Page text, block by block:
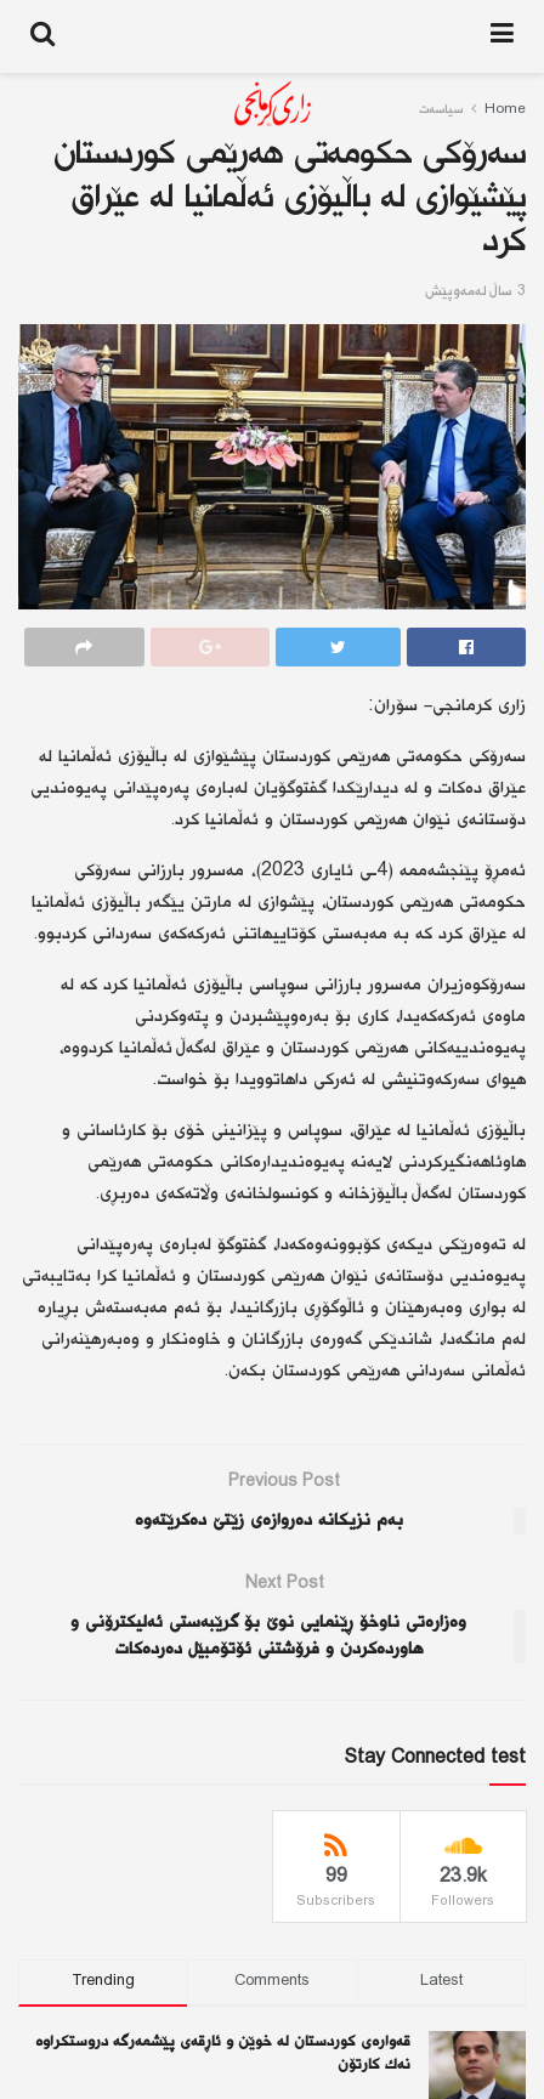
Home سیاسەت
سەرۆکی حکومەتی هەرێمی کوردستان
پێشێوازی لە باڵیۆزی ئەڵمانیا لە عێراق
کرد
3 ساڵ له‌مه‌وپێش
زاری كرمانجی- سۆران:
سەرۆکی حکومەتی هەرێمی کوردستان پێشێوازی لە باڵیۆزی ئەڵمانیا لە
عێراق دەکات و لە دیدارێکدا گفتوگۆیان لەبارەی پەرەپێدانی پەیوەندیی
دۆستانەی نێوان هەرێمی کوردستان و ئەڵمانیا کرد.
ئەمڕۆ پێنجشەممە (4ـی ئایاری 2023)، مەسرور بارزانی سەرۆکی
حکومەتی هەرێمی کوردستان، پێشوازی لە مارتن یێگەر باڵیۆزی ئەڵمانیا
لە عێراق کرد کە بە مەبەستی کۆتاییهاتنی ئەرکەکەی سەردانی کردبوو.
سەرۆکوەزیران مەسرور بارزانی سوپاسی باڵیۆزی ئەڵمانیا کرد کە لە
ماوەی ئەرکەکەیدا، کاری بۆ بەرەوپێشبردن و پتەوکردنی
پەیوەندییەکانی هەرێمی کوردستان و عێراق لەگەڵ ئەڵمانیا کردووە،
هیوای سەرکەوتنیشی لە ئەرکی داهاتوویدا بۆ خواست.
باڵیۆزی ئەڵمانیا لە عێراق، سوپاس و پێزانینی خۆی بۆ کارئاسانی و
هاوئاهەنگیرکردنی لایەنە پەیوەندیدارەکانی حکومەتی هەرێمی
کوردستان لەگەڵ باڵیۆزخانە و کونسولخانەی وڵاتەکەی دەربڕی.
لە تەوەرێکی دیکەی کۆبوونەوەکەدا، گفتوگۆ لەبارەی پەرەپێدانی
پەیوەندیی دۆستانەی نێوان هەرێمی کوردستان و ئەڵمانیا کرا بەتایبەتی
لە بواری وەبەرهێنان و ئاڵوگۆڕی بازرگانیدا، بۆ ئەم مەبەستەش بڕیارە
لەم مانگەدا، شاندێکی گەورەی بازرگانان و خاوەنکار و وەبەرهێنەرانی
ئەڵمانی سەردانی هەرێمی کوردستان بکەن.
Previous Post
بەم نزیكانە دەروازەی زێتێ‌ دەكرێتەوە
Next Post
وه‌زاره‌تی ناوخۆ ڕێنمایی نوێ بۆ گرێبه‌ستی ئه‌لیكترۆنی و
هاورده‌كردن و فرۆشتنی ئۆتۆمبێل ده‌رده‌كات
Stay Connected test
23.9k
Followers
99
Subscribers
Trending Comments Latest
قەوارەی كوردستان لە خوێن و ئاڕقەی پێشمەرگە دروستكراوە
نەك كارتۆن